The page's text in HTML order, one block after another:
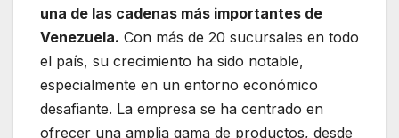
una de las cadenas más importantes de
Venezuela. Con más de 20 sucursales en todo
el país, su crecimiento ha sido notable,
especialmente en un entorno económico
desafiante. La empresa se ha centrado en
ofrecer una amplia gama de productos, desde